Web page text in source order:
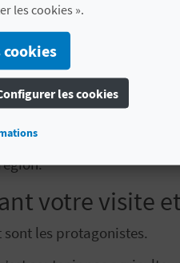
historiques telles
, avec sa forme
XIVERT
, ou une tradition
filsdans des lieux frais.
. C’est une tomate
votre visite
les protagonistes.
les cookies ».
cookies
les cookies